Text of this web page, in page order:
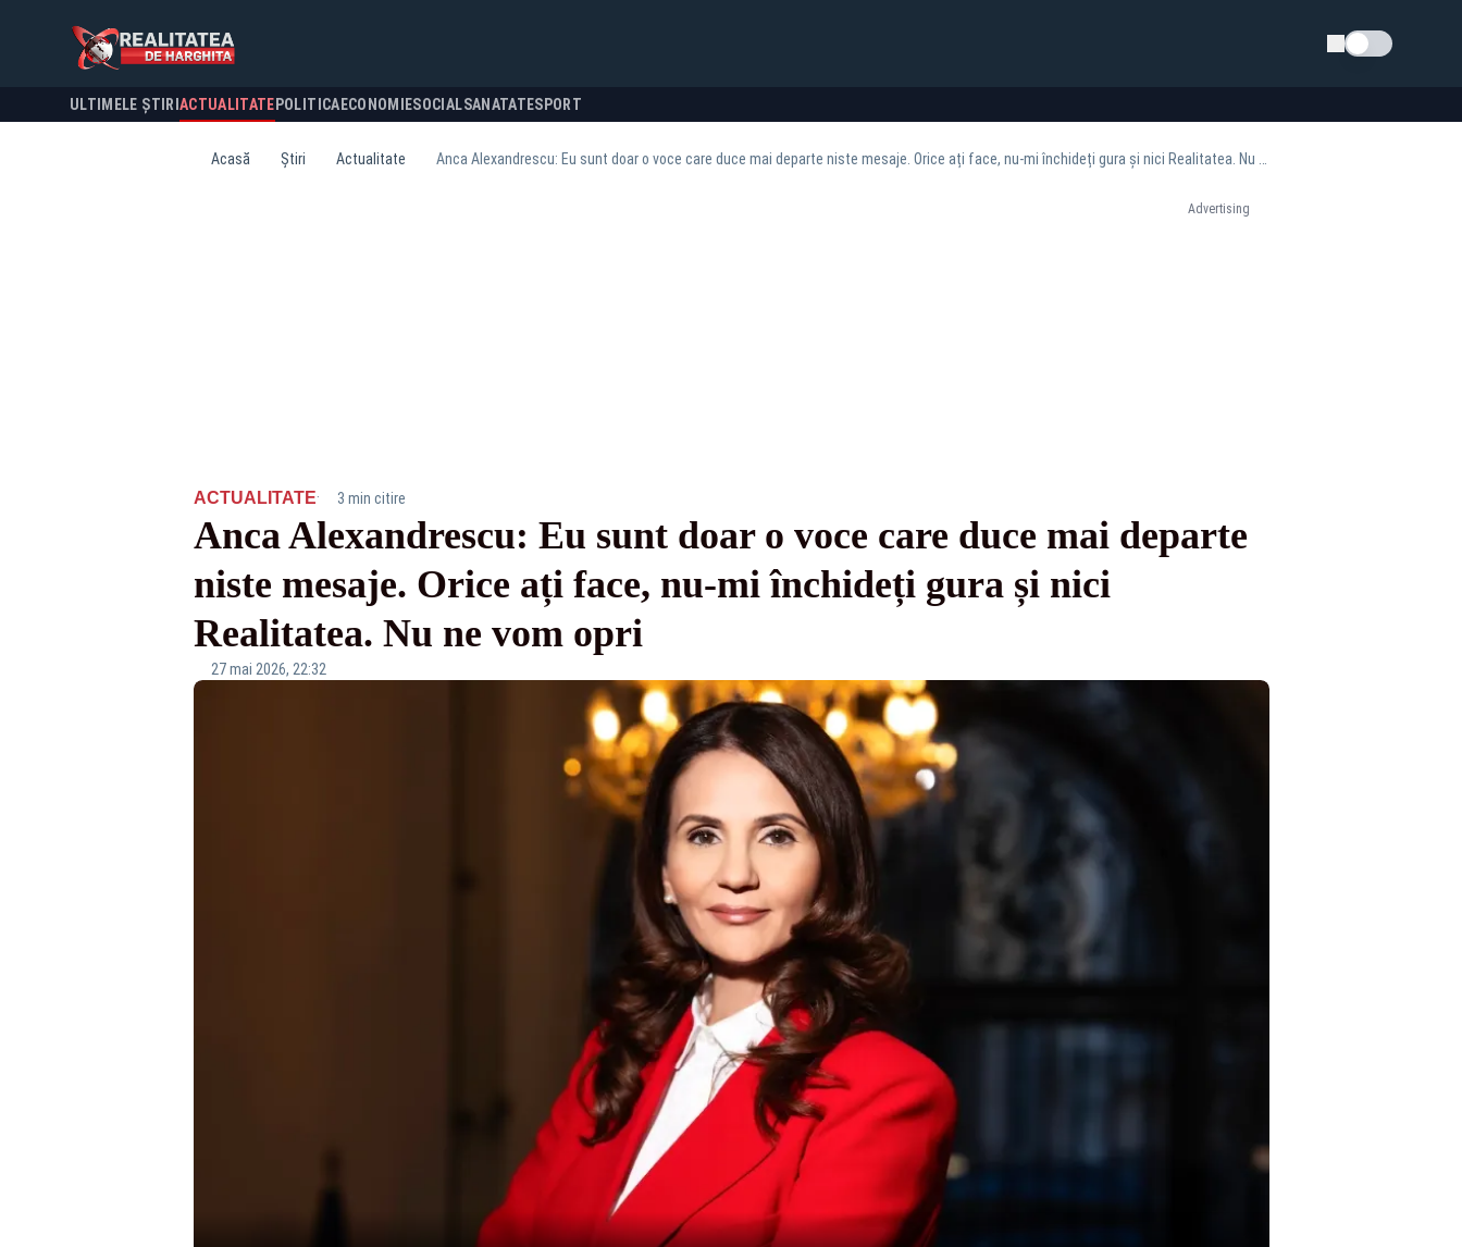
Schimba tema
ULTIMELE ȘTIRI ACTUALITATE POLITICA ECONOMIESOCIALSANATATESPORT
Acasă Știri Actualitate
Advertising
ACTUALITATE· 3 min citire
Anca Alexandrescu: Eu sunt doar o voce care duce mai departe
niste mesaje. Orice ați face, nu-mi închideți gura și nici
Realitatea. Nu ne vom opri
27 mai 2026, 22:32